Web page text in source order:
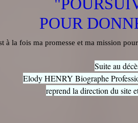
POUR
à la fois ma promesse et ma mission
Suite au
Elody HENRY Biographe
reprend la direction du site